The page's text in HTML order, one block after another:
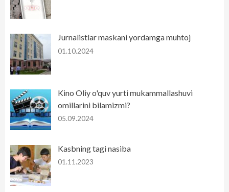
Jurnalistlar maskani yordamga muhtoj
01.10.2024
Kino Oliy o'quv yurti mukammallashuvi
omillarini bilamizmi?
05.09.2024
Kasbning tagi nasiba
01.11.2023